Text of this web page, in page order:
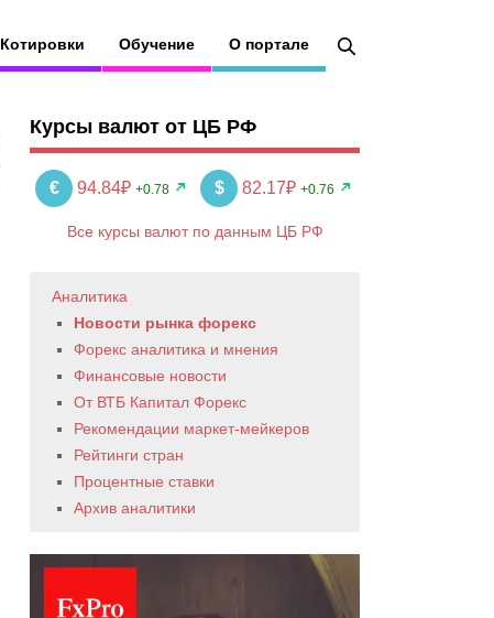
Котировки Обучение О портале
Курсы валют от ЦБ РФ
€ 94.84₽ +0.78 $ 82.17₽ +0.76
Все курсы валют по данным ЦБ РФ
Аналитика
Новости рынка форекс
Форекс аналитика и мнения
Финансовые новости
От ВТБ Капитал Форекс
Рекомендации маркет-мейкеров
Рейтинги стран
Процентные ставки
Архив аналитики